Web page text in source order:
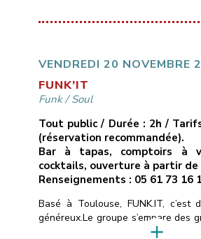
du Funk: Jamiroquai, Chaka
conso )
Les Marins d’Eau […]
VENDREDI 20 NOVEMBRE
FUNK’IT
Funk/Soul
Tout public / Durée : 2h /
(réservation recommandée).
Bar à tapas, comptoirs à
cocktails, ouverture à partir de
Renseignements : 05 61 73 16
Basé à Toulouse, FUNK.IT,
généreux.Le groupe s’empare des
du funk, de la soul et du